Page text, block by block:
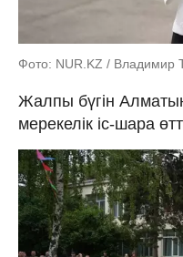
Фото: NUR.KZ / Владимир
Жалпы бүгін
мерекелік іс-шара